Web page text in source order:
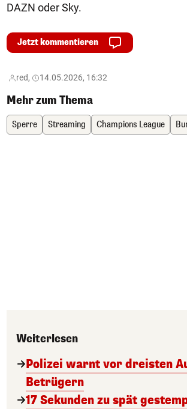
DAZN oder Sky.
Jetzt kommentieren
red, 14.05.2026, 16:32
Mehr zum Thema
Sperre Streaming Champions League
Weiterlesen
Polizei warnt vor dreisten
Betrügern
17 Sekunden zu spät